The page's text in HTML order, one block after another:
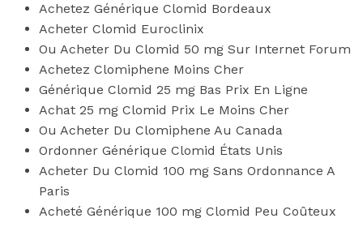
Achetez Générique Clomid Bordeaux
Acheter Clomid Euroclinix
Ou Acheter Du Clomid 50 mg Sur Internet Forum
Achetez Clomiphene Moins Cher
Générique Clomid 25 mg Bas Prix En Ligne
Achat 25 mg Clomid Prix Le Moins Cher
Ou Acheter Du Clomiphene Au Canada
Ordonner Générique Clomid États Unis
Acheter Du Clomid 100 mg Sans Ordonnance A
Paris
Acheté Générique 100 mg Clomid Peu Coûteux